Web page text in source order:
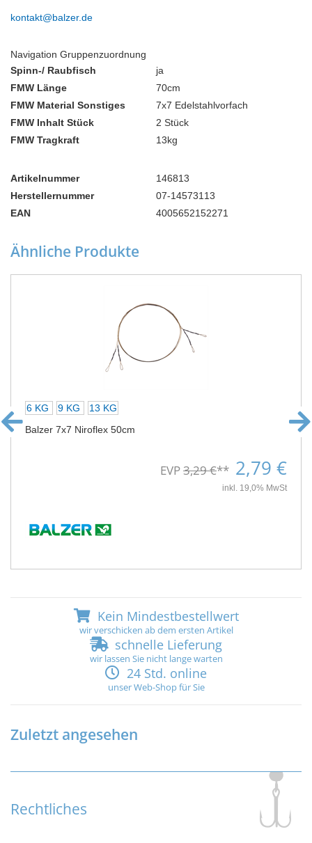
kontakt@balzer.de
Navigation Gruppenzuordnung
Spinn-/ Raubfisch
ja
FMW Länge
70cm
FMW Material Sonstiges
7x7 Edelstahlvorfach
FMW Inhalt Stück
2 Stück
FMW Tragkraft
13kg
Artikelnummer
146813
Herstellernummer
07-14573113
EAN
4005652152271
Ähnliche Produkte
6 KG 9 KG
13 KG
Balzer 7x7 Niroflex 50cm
EVP3,29 €** 2,79 €
inkl. 19,0% MwSt
Kein Mindestbestellwert
wir verschicken ab dem ersten Artikel
schnelle Lieferung
wir lassen Sie nicht lange warten
24 Std. online
unser Web-Shop für Sie
Zuletzt angesehen
Rechtliches